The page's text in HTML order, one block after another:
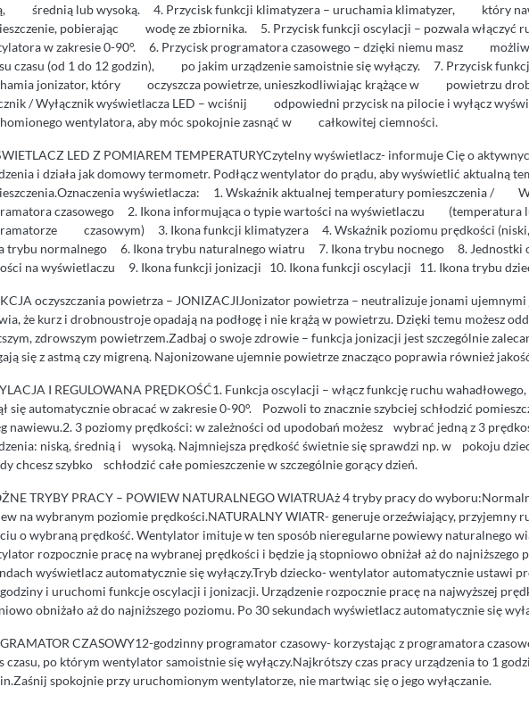
średnią lub wysoką. 4. Przycisk funkcji klimatyzera – uruchamia klimatyzer, który
pobierając wodę ze zbiornika. 5. Przycisk funkcji oscylacji – pozwala
w zakresie 0-90°. 6. Przycisk programatora czasowego – dzięki niemu masz
czasu (od 1 do 12 godzin), po jakim urządzenie samoistnie się wyłączy. 7. Przycisk
jonizator, który oczyszcza powietrze, unieszkodliwiając krążące w powietrzu
/ Wyłącznik wyświetlacza LED – wciśnij odpowiedni przycisk na pilocie i wyłącz
wentylatora, aby móc spokojnie zasnąć w całkowitej ciemności.
LED Z POMIAREM TEMPERATURYCzytelny wyświetlacz- informuje Cię o
i działa jak domowy termometr. Podłącz wentylator do prądu, aby wyświetlić aktualną
wyświetlacza: 1. Wskaźnik aktualnej temperatury pomieszczenia /
czasowego 2. Ikona informująca o typie wartości na wyświetlaczu (temperatura
czasowym) 3. Ikona funkcji klimatyzera 4. Wskaźnik poziomu prędkości
trybu normalnego 6. Ikona trybu naturalnego wiatru 7. Ikona trybu nocnego 8. Jednostki
na wyświetlaczu 9. Ikona funkcji jonizacji 10. Ikona funkcji oscylacji 11. Ikona trybu
oczyszczania powietrza – JONIZACJIJonizator powietrza – neutralizuje jonami
że kurz i drobnoustroje opadają na podłogę i nie krążą w powietrzu. Dzięki temu możesz
zdrowszym powietrzem.Zadbaj o swoje zdrowie – funkcja jonizacji jest szczególnie
się z astmą czy migreną. Najonizowane ujemnie powietrze znacząco poprawia również
I REGULOWANA PRĘDKOŚĆ1. Funkcja oscylacji – włącz funkcję ruchu
się automatycznie obracać w zakresie 0-90°. Pozwoli to znacznie szybciej schłodzić
nawiewu.2. 3 poziomy prędkości: w zależności od upodobań możesz wybrać jedną z 3
niską, średnią i wysoką. Najmniejsza prędkość świetnie się sprawdzi np. w pokoju
chcesz szybko schłodzić całe pomieszczenie w szczególnie gorący dzień.
TRYBY PRACY – POWIEW NATURALNEGO WIATRUAż 4 tryby pracy do
na wybranym poziomie prędkości.NATURALNY WIATR- generuje orzeźwiający, przyjemny
o wybraną prędkość. Wentylator imituje w ten sposób nieregularne powiewy naturalnego
rozpocznie pracę na wybranej prędkości i będzie ją stopniowo obniżał aż do najniższego
wyświetlacz automatycznie się wyłączy.Tryb dziecko- wentylator automatycznie ustawi
i uruchomi funkcje oscylacji i jonizacji. Urządzenie rozpocznie pracę na najwyższej
obniżało aż do najniższego poziomu. Po 30 sekundach wyświetlacz automatycznie się
CZASOWY12-godzinny programator czasowy- korzystając z programatora
czasu, po którym wentylator samoistnie się wyłączy.Najkrótszy czas pracy urządzenia to 1
spokojnie przy uruchomionym wentylatorze, nie martwiąc się o jego wyłączanie.